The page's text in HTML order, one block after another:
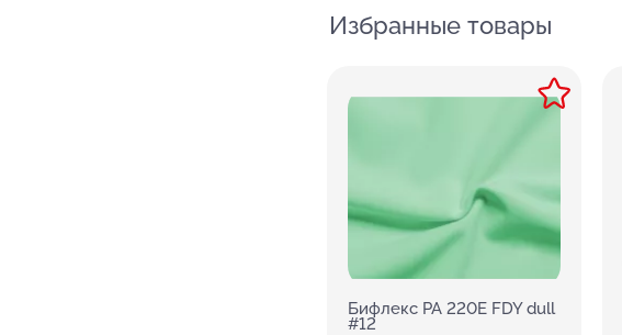
Избранные товары
Бифлекс PA 220E FDY dull
#12